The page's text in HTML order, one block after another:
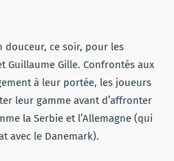
douceur, ce soir, pour les
Guillaume Gille. Confrontés aux
à leur portée, les joueurs
leur gamme avant d’affronter
la Serbie et l’Allemagne (qui
avec le Danemark).